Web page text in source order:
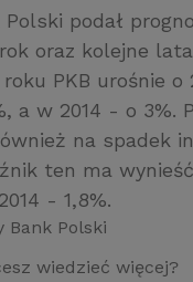
podał
oraz kolejne
PKB urośnie o
a w 2014 - o 3%.
na spadek
ten ma
- 1,8%.
Bank Polski
wiedzieć więcej?